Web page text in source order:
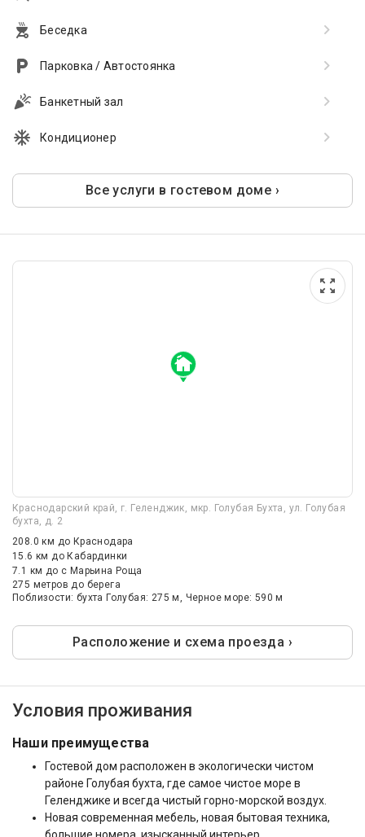
Беседка
Парковка / Автостоянка
Банкетный зал
Кондиционер
Все услуги в гостевом доме ›
Краснодарский край, г. Геленджик, мкр. Голубая Бухта, ул. Голубая
бухта, д. 2
208.0 км до Краснодара
15.6 кмдо Кабардинки
7.1 км до с Марьина Роща
275 метров до берега
Поблизости: бухта Голубая: 275 м, Черное море: 590 м
Расположение и схема проезда ›
Условия проживания
Наши преимущества
Гостевой дом расположен в экологически чистом
районе Голубая бухта, где самое чистое море в
Геленджике и всегда чистый горно-морской воздух.
Новая современная мебель, новая бытовая техника,